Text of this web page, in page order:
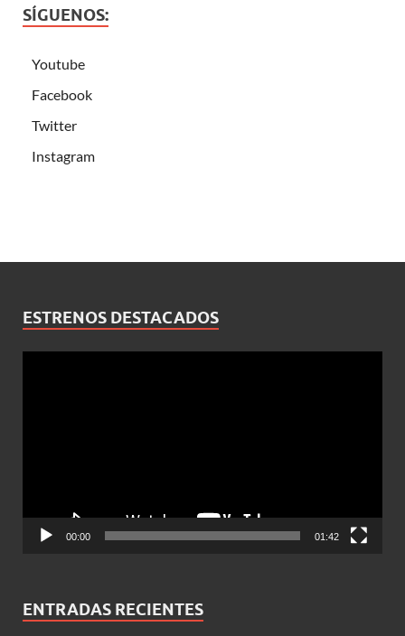
SÍGUENOS:
Youtube
Facebook
Twitter
Instagram
ESTRENOS DESTACADOS
00:00 01:42
ENTRADAS RECIENTES